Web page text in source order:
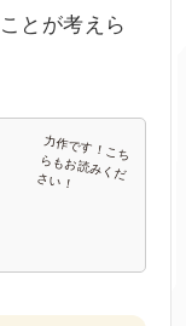
とが考えら